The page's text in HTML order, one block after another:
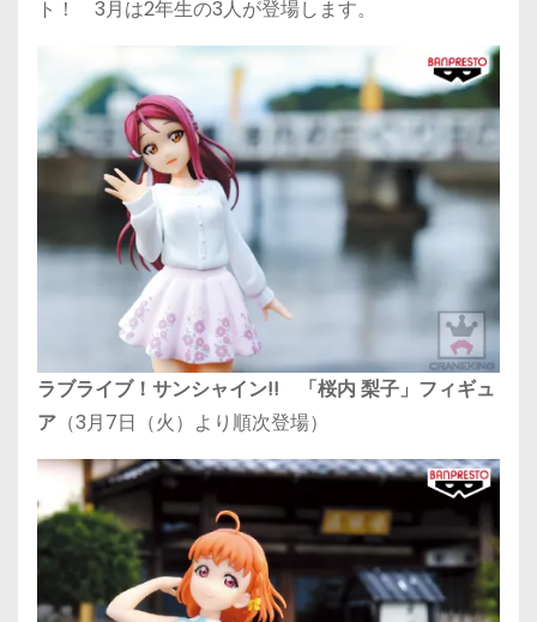
ト！ 3月は2年生の3人が登場します。
ラブライブ！サンシャイン!! 「桜内 梨子」フィギュ
ア （3月7日（火）より順次登場）